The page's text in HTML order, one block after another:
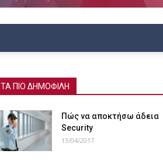
ΤΑ ΠΙΟ ΔΗΜΟΦΙΛΗ
Πώς να αποκτήσω άδεια
Security
13/04/2017